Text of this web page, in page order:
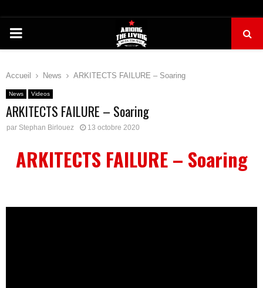
PRIMARY
Accueil News ARKITECTS FAILURE – Soaring
News Videos
ARKITECTS FAILURE – Soaring
par Stephan Birlouez 13 octobre 2020
ARKITECTS FAILURE – Soaring